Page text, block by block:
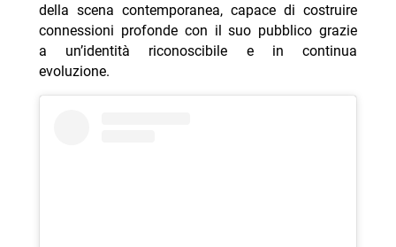
della scena contemporanea, capace di costruire
connessioni profonde con il suo pubblico grazie
a un’identità riconoscibile e in continua
evoluzione.